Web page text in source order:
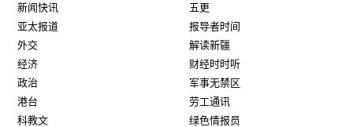
新闻快讯
亚太报道
外交
经济
政治
港台
科教文
五更
报导者时间
解读新疆
财经时时听
军事无禁区
劳工通讯
绿色情报员